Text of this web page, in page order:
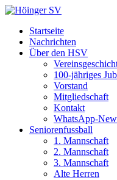
Startseite
Nachrichten
Über den HSV
100-jähriges
Vorstand
Mitgliedschaft
Kontakt
WhatsApp-
Seniorenfussball
1. Mannschaft
2. Mannschaft
3. Mannschaft
Alte Herren